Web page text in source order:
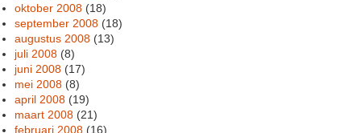
oktober 2008 (18)
september 2008 (18)
augustus 2008 (13)
juli 2008 (8)
juni 2008 (17)
mei 2008 (8)
april 2008 (19)
maart 2008 (21)
februari 2008 (16)